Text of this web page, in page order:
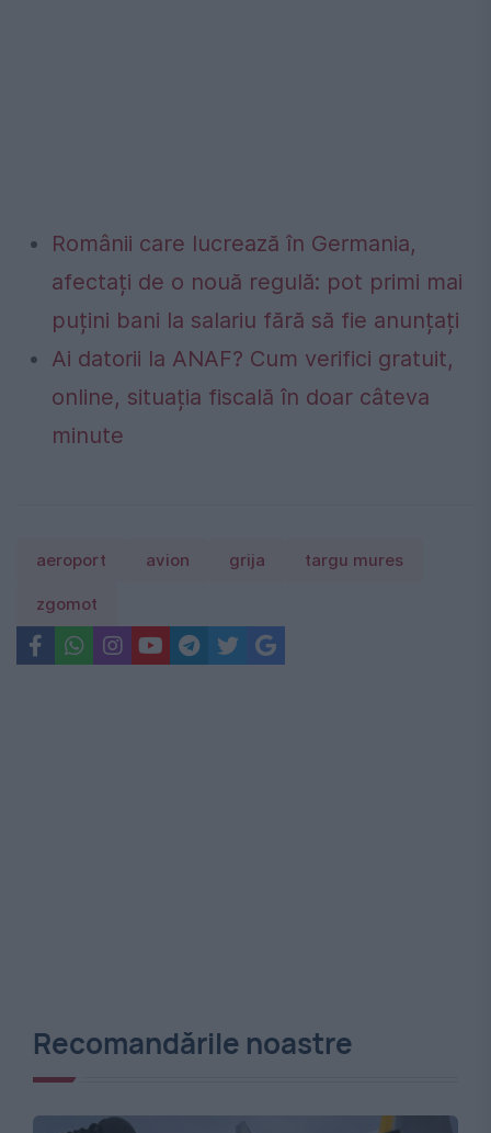
Românii care lucrează în Germania,
afectați de o nouă regulă: pot primi mai
puțini bani la salariu fără să fie anunțați
Ai datorii la ANAF? Cum verifici gratuit,
online, situația fiscală în doar câteva
minute
aeroport avion grija targu mures
zgomot
Recomandările noastre